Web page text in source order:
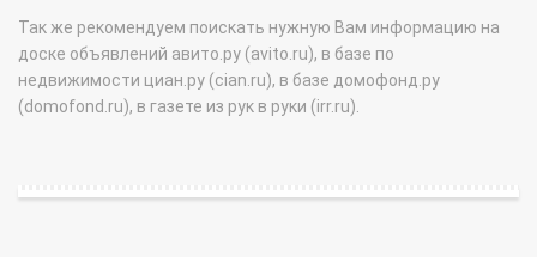
Так же рекомендуем поискать нужную Вам информацию на
доске объявлений авито.ру (avito.ru), в базе по
недвижимости циан.ру (cian.ru), в базе домофонд.ру
(domofond.ru), в газете из рук в руки (irr.ru).